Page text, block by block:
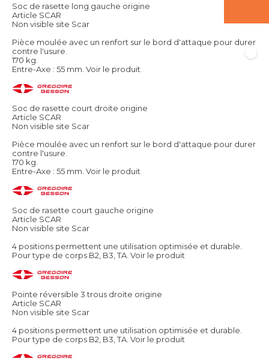
Soc de rasette long gauche origine
Article SCAR
Non visible site Scar
Pièce moulée avec un renfort sur le bord d'attaque pour durer
contre l'usure.
170 kg.
Entre-Axe : 55 mm. Voir le produit
Soc de rasette court droite origine
Article SCAR
Non visible site Scar
Pièce moulée avec un renfort sur le bord d'attaque pour durer
contre l'usure.
170 kg.
Entre-Axe : 55 mm. Voir le produit
Soc de rasette court gauche origine
Article SCAR
Non visible site Scar
4 positions permettent une utilisation optimisée et durable.
Pour type de corps B2, B3, TA. Voir le produit
Pointe réversible 3 trous droite origine
Article SCAR
Non visible site Scar
4 positions permettent une utilisation optimisée et durable.
Pour type de corps B2, B3, TA. Voir le produit